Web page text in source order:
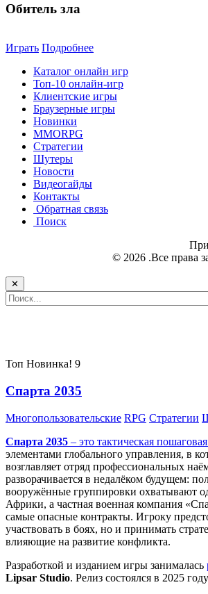
Обитель зла
Играть Подробнее
Каталог онлайн игр
Топ-10 онлайн-игр
Клиентские игры
Браузерные игры
Новинки
MMORPG
Стратегии
Шутеры
Новости
Видеогайды
Контакты
Обратная связь
Поиск
© 2026 .Все права
✕
Топ Новинка! 9
Спарта 2035
Многопользовательские RPG Стратегии
Спарта 2035 – это тактическая пошаговая
элементами глобального управления, в
возглавляет отряд профессиональных
разворачивается в недалёком будущем:
вооружённые группировки охватывают
Африки, а частная военная компания
самые опасные контракты. Игроку
участвовать в боях, но и принимать
влияющие на развитие конфликта.
Разработкой и изданием игры занималась
Lipsar Studio. Релиз состоялся в 2025